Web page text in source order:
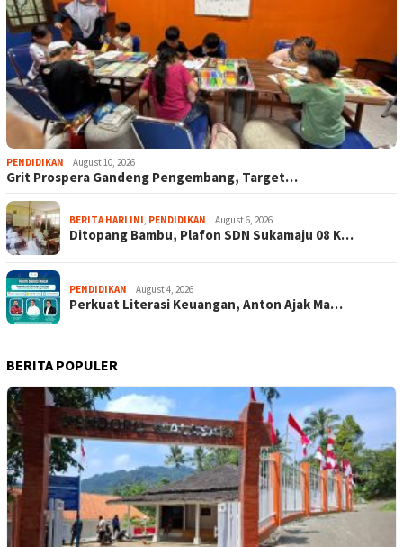
PENDIDIKAN August 10, 2026
Grit Prospera Gandeng Pengembang, Target…
BERITA HARI INI, PENDIDIKAN August 6, 2026
Ditopang Bambu, Plafon SDN Sukamaju 08 K…
PENDIDIKAN August 4, 2026
Perkuat Literasi Keuangan, Anton Ajak Ma…
BERITA POPULER